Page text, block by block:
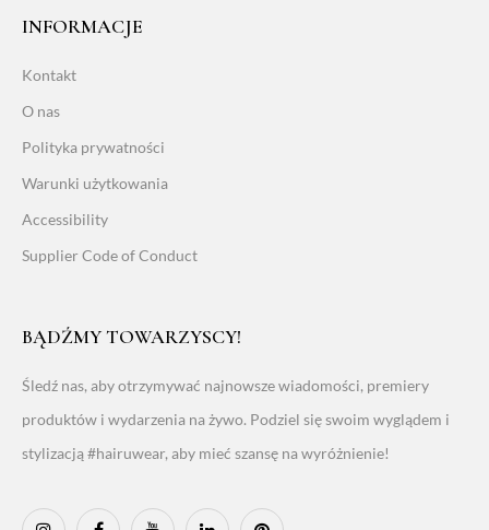
INFORMACJE
Kontakt
O nas
Polityka prywatności
Warunki użytkowania
Accessibility
Supplier Code of Conduct
BĄDŹMY TOWARZYSCY!
Śledź nas, aby otrzymywać najnowsze wiadomości, premiery
produktów i wydarzenia na żywo. Podziel się swoim wyglądem i
stylizacją #hairuwear, aby mieć szansę na wyróżnienie!